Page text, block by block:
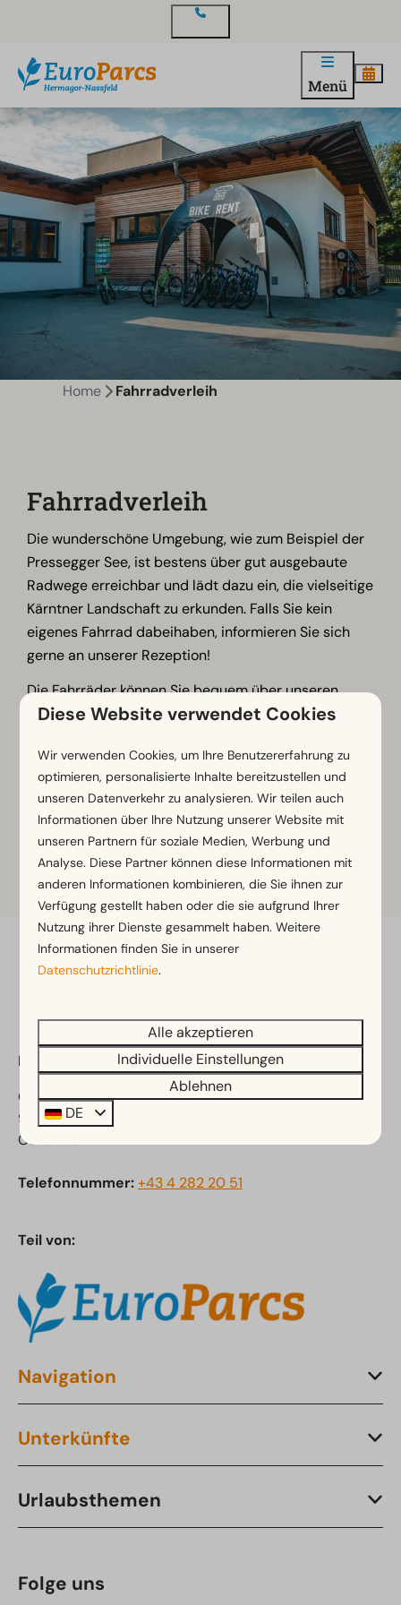
Menü
Home Fahrradverleih
Fahrradverleih
Die wunderschöne Umgebung, wie zum Beispiel der
Pressegger See, ist bestens über gut ausgebaute
Radwege erreichbar und lädt dazu ein, die vielseitige
Kärntner Landschaft zu erkunden. Falls Sie kein
eigenes Fahrrad dabeihaben, informieren Sie sich
gerne an unserer Rezeption!
Die Fahrräder können Sie bequem über unseren
PartnerAlpe Adria Sportsausleihen. Kontaktieren Sie
4285 8247, um Ihr Rad zu reservieren.
Neben dem Fahrradverleih bietet Alpe Adria Sports
auch spannende Aktivitäten wie River-Tubing und
Mountain-Carts an. Weitere Informationen finden Sie
auf deren Website.
Sicher bezahlen
EuroParcs Hermagor-Nassfeld
Obervellach 15
9620 Obervellach
Österreich
Telefonnummer:+43 4 282 20 51
Teil von:
Navigation
Unterkünfte
Urlaubsthemen
Folge uns
Diese Website verwendet Cookies
Wir verwenden Cookies, um Ihre Benutzererfahrung zu
optimieren, personalisierte Inhalte bereitzustellen und
unseren Datenverkehr zu analysieren. Wir teilen auch
Informationen über Ihre Nutzung unserer Website mit
unseren Partnern für soziale Medien, Werbung und
Analyse. Diese Partner können diese Informationen mit
anderen Informationen kombinieren, die Sie ihnen zur
Verfügung gestellt haben oder die sie aufgrund Ihrer
Nutzung ihrer Dienste gesammelt haben. Weitere
Informationen finden Sie in unserer
Datenschutzrichtlinie.
Alle akzeptieren
Individuelle Einstellungen
Ablehnen
DE